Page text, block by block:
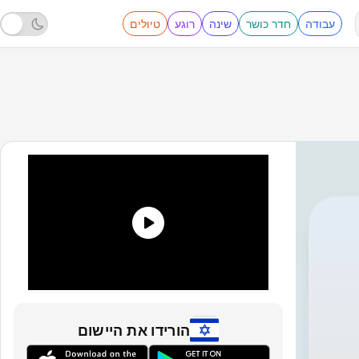
עבודה חדר כושר שינה רוגע טיולים
הורידו את היישום